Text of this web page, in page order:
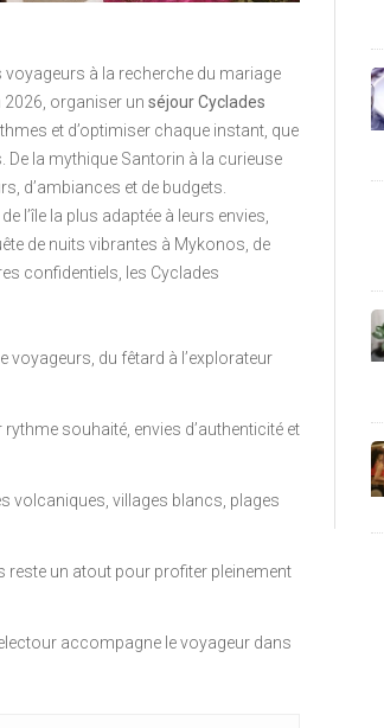
à la recherche du mariage
2026, organiser un séjour Cyclades
et d’optimiser chaque instant, que
De la mythique Santorin à la curieuse
d’ambiances et de budgets.
l’île la plus adaptée à leurs envies,
de nuits vibrantes à Mykonos, de
confidentiels, les Cyclades
voyageurs, du fêtard à l’explorateur
souhaité, envies d’authenticité et
volcaniques, villages blancs, plages
reste un atout pour profiter pleinement
accompagne le voyageur dans